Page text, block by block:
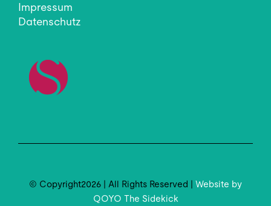
Impressum
Datenschutz
© Copyright2026 | All Rights Reserved | Website by
QOYO The Sidekick